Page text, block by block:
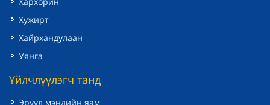
Хужирт
Хайрхандулаан
Уянга
Үйлчлүүлэгч танд
Эрүүл мэндийн яам